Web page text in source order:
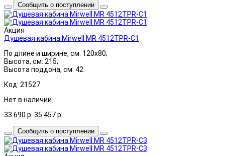
Сообщить о поступлении
Акция
Душевая кабина Mirwell MR 4512TPR-C1
По длине и ширине, см: 120x80;
Высота, см: 215;
Высота поддона, см: 42
Код: 21527
Нет в наличии
33 690 р. 35 457р.
Сообщить о поступлении